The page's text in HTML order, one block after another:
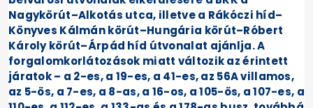
Nagykörút–Alkotás utca, illetve a Rákóczi híd–
Könyves Kálmán körút–Hungária körút–Róbert
Károly körút–Árpád híd útvonalat ajánlja. A
forgalomkorlátozások miatt változik az érintett
járatok – a 2-es, a 19-es, a 41-es, az 56A villamos,
az 5-ös, a 7-es, a 8-as, a 16-os, a 105-ös, a 107-es, a